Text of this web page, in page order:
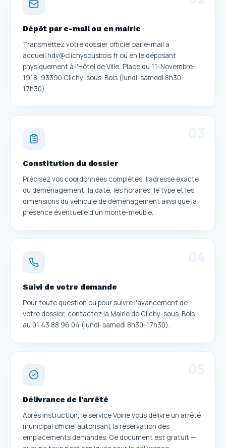
Dépôt par e-mail ou en mairie
Transmettez votre dossier officiel par e-mail à
accueil.hdv@clichysousbois.fr ou en le déposant
physiquement à l'Hôtel de Ville, Place du 11-Novembre-
1918, 93390 Clichy-sous-Bois (lundi-samedi 8h30-
17h30).
Constitution du dossier
Précisez vos coordonnées complètes, l'adresse exacte
du déménagement, la date, les horaires, le type et les
dimensions du véhicule de déménagement ainsi que la
présence éventuelle d'un monte-meuble.
Suivi de votre demande
Pour toute question ou pour suivre l'avancement de
votre dossier, contactez la Mairie de Clichy-sous-Bois
au 01 43 88 96 04 (lundi-samedi 8h30-17h30).
Délivrance de l'arrêté
Après instruction, le service Voirie vous délivre un arrêté
municipal officiel autorisant la réservation des
emplacements demandés. Ce document est gratuit —